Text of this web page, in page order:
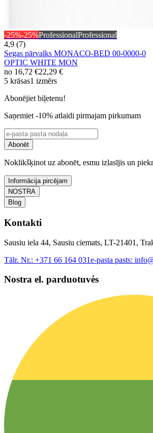
-25%-25%ProfessionalProfessional
4,9 (7)
Segas pārvalks MONACO-BED 00-0000-0
OPTIC WHITE MON
no 16,72 €22,29 €
5 krāsas1 izmērs
Abonējiet biļetenu!
Saņemiet -10% atlaidi pirmajam pirkumam
Abonēt
Noklikšķinot uz abonēt, esmu izlasījis un
Informācija pircējam
NOSTRA
Blog
Kontakti
Sausiu iela 44, Sausiu ciemats, LT-21401,
Tālr. Nr.: +371 66 164 031e-pasta pasts:
Nostra el. parduotuvės